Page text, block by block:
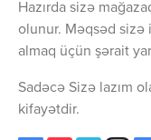
Hazırda sizə
olunur. Məqsəd
almaq üçün şərait
Sadəcə Sizə lazım
kifayətdir.